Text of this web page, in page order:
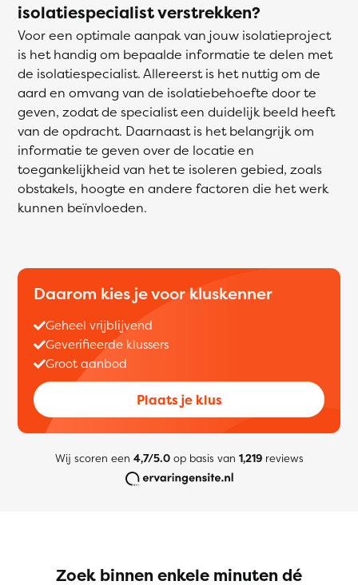
isolatiespecialist verstrekken?
Voor een optimale aanpak van jouw isolatieproject
is het handig om bepaalde informatie te delen met
de isolatiespecialist. Allereerst is het nuttig om de
aard en omvang van de isolatiebehoefte door te
geven, zodat de specialist een duidelijk beeld heeft
van de opdracht. Daarnaast is het belangrijk om
informatie te geven over de locatie en
toegankelijkheid van het te isoleren gebied, zoals
obstakels, hoogte en andere factoren die het werk
kunnen beïnvloeden.
Daarom kies je voor kluskenner
Geheel vrijblijvend
Geverifieerde klussers
Groot aanbod
Plaats je klus
Wij scoren een 4,7/5.0op basis van 1,219reviews
Zoek binnen enkele minuten dé